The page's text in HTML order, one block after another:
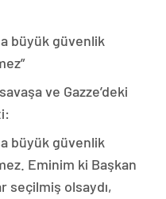
büyük güvenlik
ve Gazze’deki
büyük güvenlik
Eminim ki Başkan
seçilmiş olsaydı,